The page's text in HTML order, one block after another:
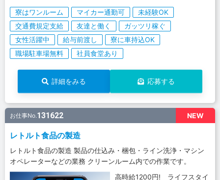
寮はワンルーム マイカー通勤可
未経験OK
交通費規定支給
友達と働く
ガッツリ稼ぐ
女性活躍中
給与前渡し
寮に車持込OK
職場駐車場無料
社員食堂あり
詳細をみる 応募する
NEW
お仕事No.131622
レトルト食品の製造
レトルト食品の製造 製品の仕込み・梱包・ライン洗浄・マシン
オペレーターなどの業務 クリーンルーム内での作業です。
高時給1200円! ライフスタイ